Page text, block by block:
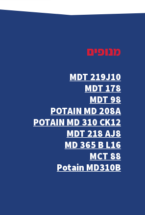
מנופים
MDT 219J10
MDT 178
MDT 98
POTAIN MD 208A
POTAIN MD 310 CK12
MDT 218 AJ8
MD 365 B L16
MCT 88
Potain MD310B